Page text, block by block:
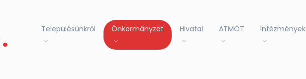
. Településünkről Önkormányzat Hivatal ATMÖT Intézmények